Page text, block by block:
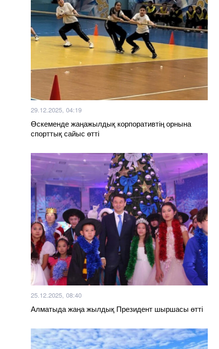
29.12.2025, 04:19
Өскеменде жаңажылдық корпоративтің орнына
спорттық сайыс өтті
25.12.2025, 08:40
Алматыда жаңа жылдық Президент шыршасы өтті